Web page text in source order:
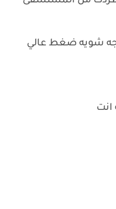
حاجه شويه ضغط عالي
انت